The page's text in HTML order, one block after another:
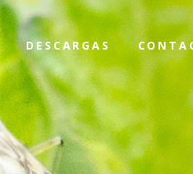
DESCARGAS